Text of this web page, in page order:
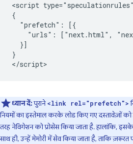
<script
{
  "prefetch": [{
"urls": ["next.html",
  }]
}
ध्यान दें:पुराने<link rel="prefetch">
नियमों का इस्तेमाल करके लोड किए गए दस्तावेज़ों को
तरह नेविगेशन को प्रोसेस किया जाता है. हालांकि, इसके
साथ ही, उन्हें मेमोरी में सेव किया जाता है, ताकि ज़रूरत